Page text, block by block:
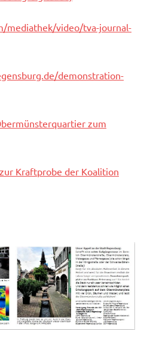
mediathek/video/tva-journal-
demonstration-
zum
Kraftprobe der Koalition